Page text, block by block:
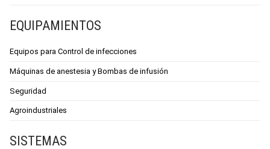
EQUIPAMIENTOS
Equipos para Control de infecciones
Máquinas de anestesia y Bombas de infusión
Seguridad
Agroindustriales
SISTEMAS